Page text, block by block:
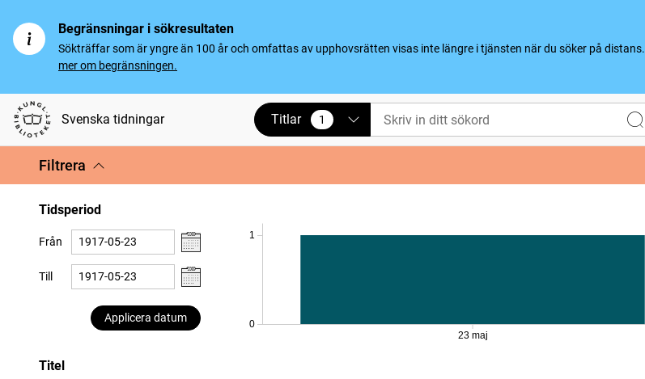
Begränsningar i sökresultaten
Sökträffar som är yngre än 100 år och omfattas av upphovsrätten visas inte längre i tjänsten när du söker på distans.
mer om begränsningen.
Svenska tidningar Titlar 1
vald
Filtrera
Tidsperiod
Från
Till
Applicera datum
0
1
23 maj
Titel